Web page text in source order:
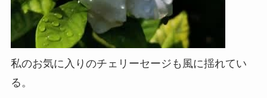
私のお気に入りのチェリーセージも風に揺れてい
る。